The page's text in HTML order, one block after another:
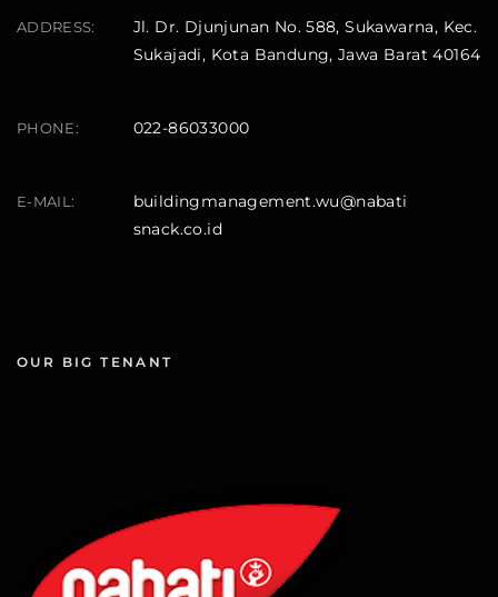
ADDRESS:
Jl. Dr. Djunjunan No. 588, Sukawarna, Kec.
Sukajadi, Kota Bandung, Jawa Barat 40164
PHONE: 022-86033000
E-MAIL:
buildingmanagement.wu@nabati
snack.co.id
OUR BIG TENANT